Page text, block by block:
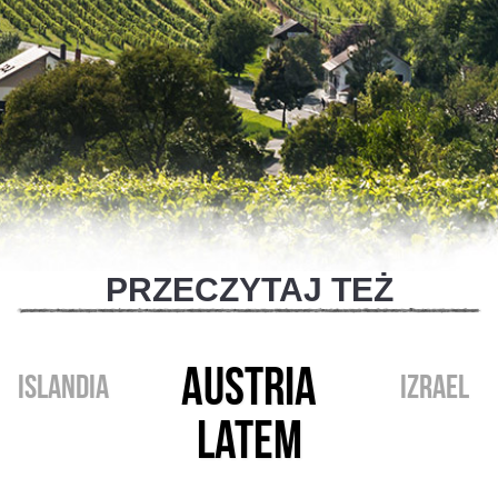
PRZECZYTAJ TEŻ
ISLANDIA
AUSTRIA
LATEM
IZRAEL